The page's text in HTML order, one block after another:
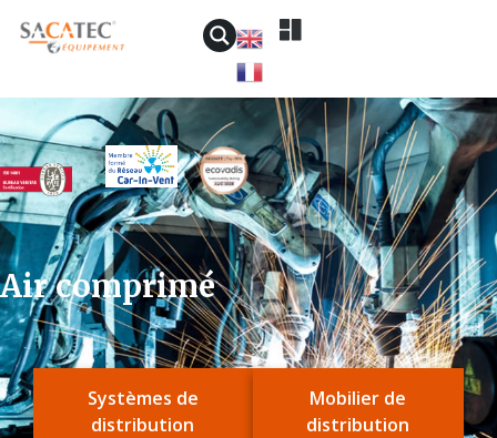
Air comprimé
Systèmes de
distribution
Mobilier de
distribution